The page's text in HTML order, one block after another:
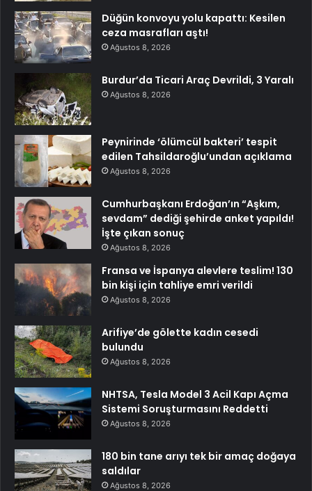
Düğün konvoyu yolu kapattı: Kesilen
ceza masrafları aştı!
Ağustos 8, 2026
Burdur’da Ticari Araç Devrildi, 3 Yaralı
Ağustos 8, 2026
Peynirinde ‘ölümcül bakteri’ tespit
edilen Tahsildaroğlu’undan açıklama
Ağustos 8, 2026
Cumhurbaşkanı Erdoğan’ın “Aşkım,
sevdam” dediği şehirde anket yapıldı!
İşte çıkan sonuç
Ağustos 8, 2026
Fransa ve İspanya alevlere teslim! 130
bin kişi için tahliye emri verildi
Ağustos 8, 2026
Arifiye’de gölette kadın cesedi
bulundu
Ağustos 8, 2026
NHTSA, Tesla Model 3 Acil Kapı Açma
Sistemi Soruşturmasını Reddetti
Ağustos 8, 2026
180 bin tane arıyı tek bir amaç doğaya
saldılar
Ağustos 8, 2026